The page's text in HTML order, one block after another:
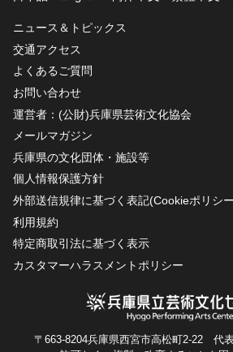
ニュース＆トピックス
交通アクセス
よくあるご質問
お問い合わせ
運営者：(公財)兵庫県芸術文化協会
メールマガジン
兵庫県の文化団体・施設等
個人情報保護方針
外部送信規律に基づく表記(Cookieポリシ
利用規約
特定商取引法に基づく表示
カスタマーハラスメントポリシー
〒663-8204兵庫県西宮市高松町2-22 代